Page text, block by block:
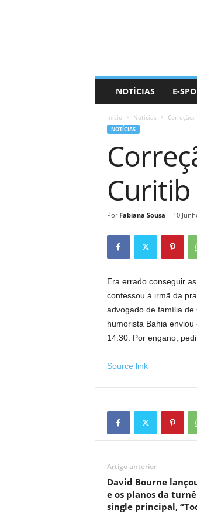
NOTÍCIAS E-
Início Notícias
NOTÍCIAS
Curitib
Por Fabiana Sousa - 10
Era errado conseguir
confessou à irmã da
advogado de família
humorista Bahia
14:30. Por engano,
Source link
Artigo anterior
David Bourne
e os planos da
single principal,